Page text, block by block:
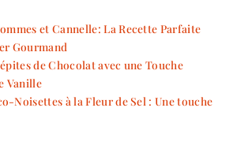
et Cannelle: La Recette Parfaite
Gourmand
de Chocolat avec une Touche
Vanille
Noisettes à la Fleur de Sel : Une touche